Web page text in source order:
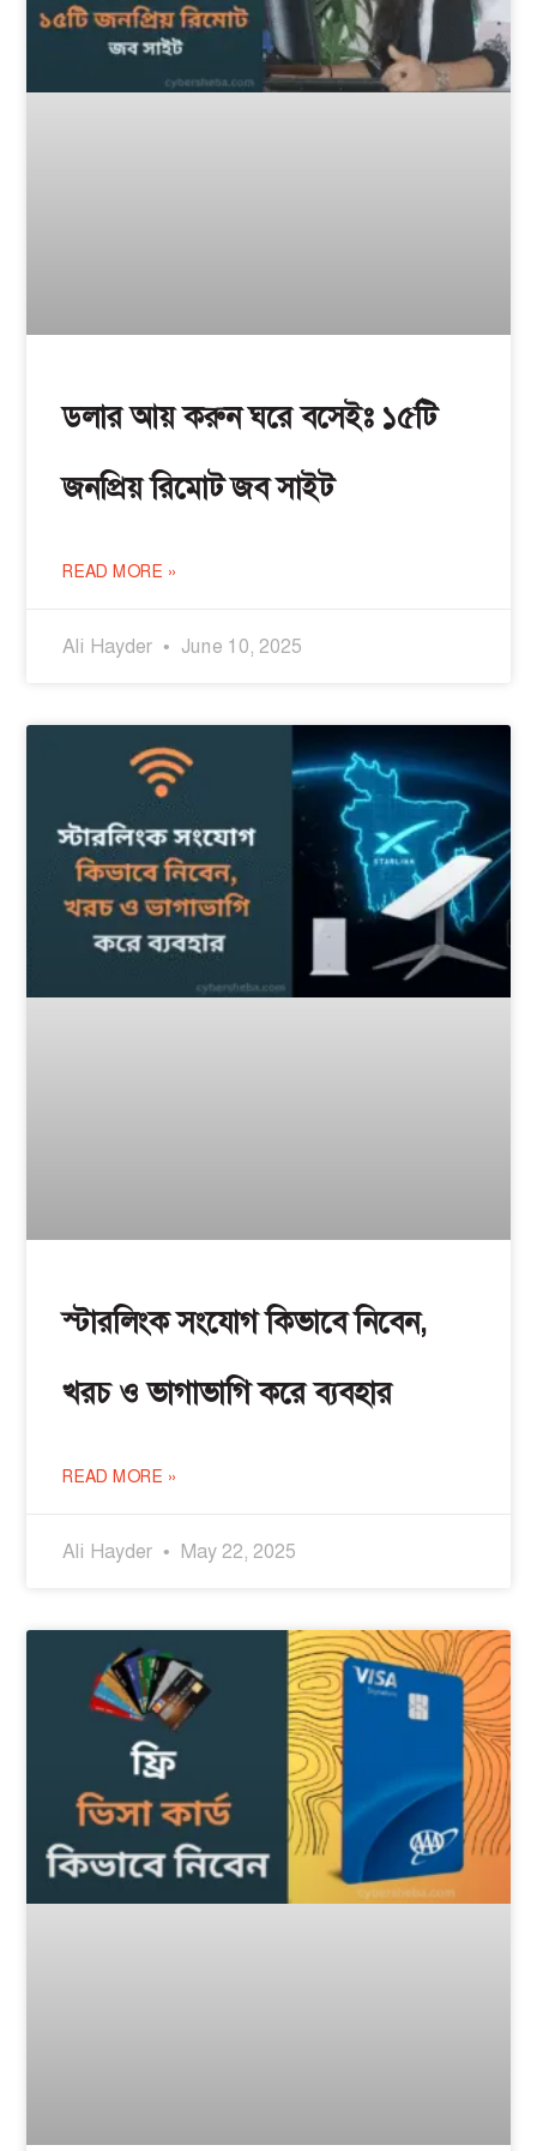
ডলার আয় করুন ঘরে বসেইঃ ১৫টি
জনপ্রিয় রিমোট জব সাইট
READ MORE »
Ali Hayder June 10, 2025
স্টারলিংক সংযোগ কিভাবে নিবেন,
খরচ ও ভাগাভাগি করে ব্যবহার
READ MORE »
Ali Hayder May 22, 2025